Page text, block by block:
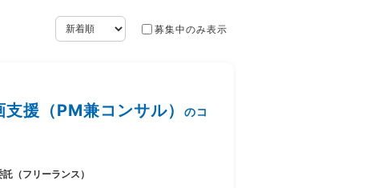
募集中のみ表示
援（PM兼コンサル）
のコ
（フリーランス）